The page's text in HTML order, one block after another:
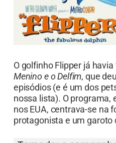
O golfinho Flipper já
Menino e o Delfim, que
episódios (e é um dos
nossa lista). O programa,
nos EUA, centrava-se na